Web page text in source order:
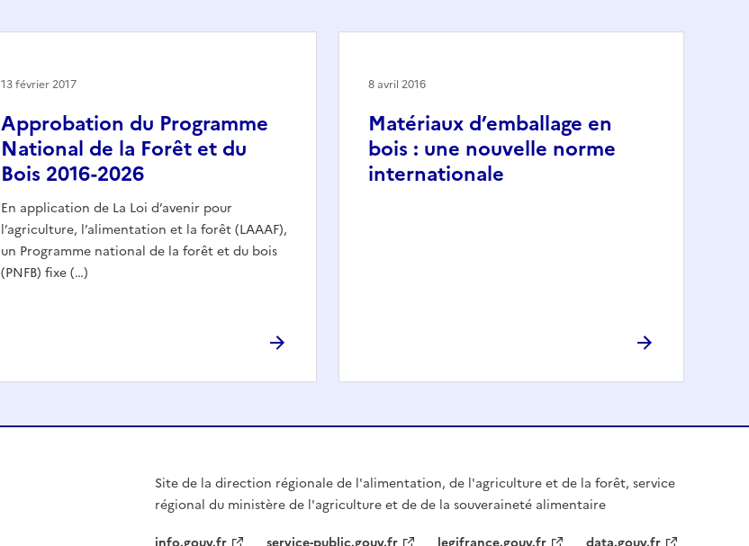
Approbation du Programme
National de la Forêt et du
Bois 2016-2026
En application de La Loi d’avenir pour
l’agriculture, l’alimentation et la forêt (LAAAF),
un Programme national de la forêt et du bois
(PNFB) fixe (…)
13 février 2017
Matériaux d’emballage en
bois : une nouvelle norme
internationale
8 avril 2016
Site de la direction régionale de l'alimentation, de l'agriculture et de la forêt, service
régional du ministère de l'agriculture et de de la souveraineté alimentaire